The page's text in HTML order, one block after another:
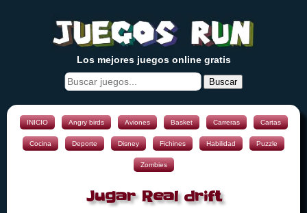
Los mejores juegos online gratis
Buscar
INICIO Angry birds Aviones Basket Carreras Cartas
Cocina Deporte Disney Fichines Habilidad Puzzle
Zombies
Jugar Real drift